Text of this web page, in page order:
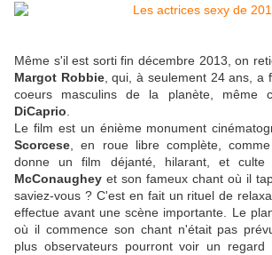
Même s'il est sorti fin décembre 2013, on
Margot Robbie, qui, à seulement 24 ans, a
coeurs masculins de la planète, même
DiCaprio
Le film est un énième monument
Scorcese , en roue libre complète,
donne un film déjanté, hilarant, et
McConaughey et son fameux chant où il
saviez-vous ? C'est en fait un rituel de
effectue avant une scène importante. Le
où il commence son chant n'était pas
plus observateurs pourront voir un regard